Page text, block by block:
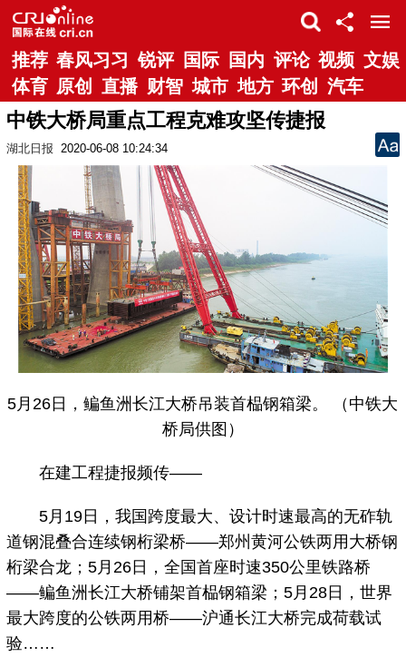
推荐 春风习习 锐评 国际 国内 评论 视频 文娱
体育 原创 直播 财智 城市 地方 环创 汽车
中铁大桥局重点工程克难攻坚传捷报
湖北日报 2020-06-08 10:24:34
5月26日，鳊鱼洲长江大桥吊装首榀钢箱梁。 （中铁大
桥局供图）
在建工程捷报频传——
5月19日，我国跨度最大、设计时速最高的无砟轨
道钢混叠合连续钢桁梁桥——郑州黄河公铁两用大桥钢
桁梁合龙；5月26日，全国首座时速350公里铁路桥
——鳊鱼洲长江大桥铺架首榀钢箱梁；5月28日，世界
最大跨度的公铁两用桥——沪通长江大桥完成荷载试
验……